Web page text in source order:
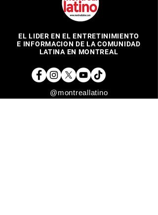
EL LIDER EN EL ENTRETINIMIENTO
E INFORMACION DE LA COMUNIDAD
LATINA EN MONTREAL
@montreallatino